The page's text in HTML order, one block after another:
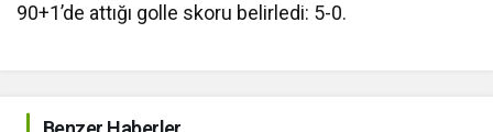
90+1’de attığı golle skoru belirledi: 5-0.